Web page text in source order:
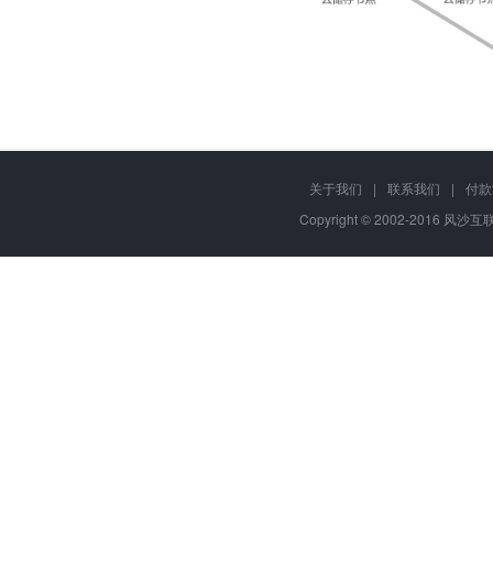
关于我们 | 联系我们 |
付
Copyright © 2002-2016 风沙互